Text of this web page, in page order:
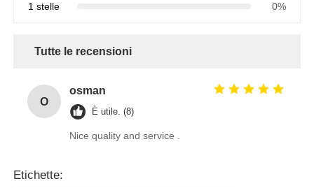
1 stelle
0%
Tutte le recensioni
O
osman
È utile. (8)
Nice quality and service .
Etichette: